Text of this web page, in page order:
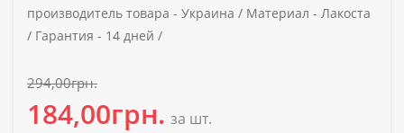
производитель товара - Украина / Материал - Лакоста
/ Гарантия - 14 дней /
294,00грн.
184,00грн. за шт.